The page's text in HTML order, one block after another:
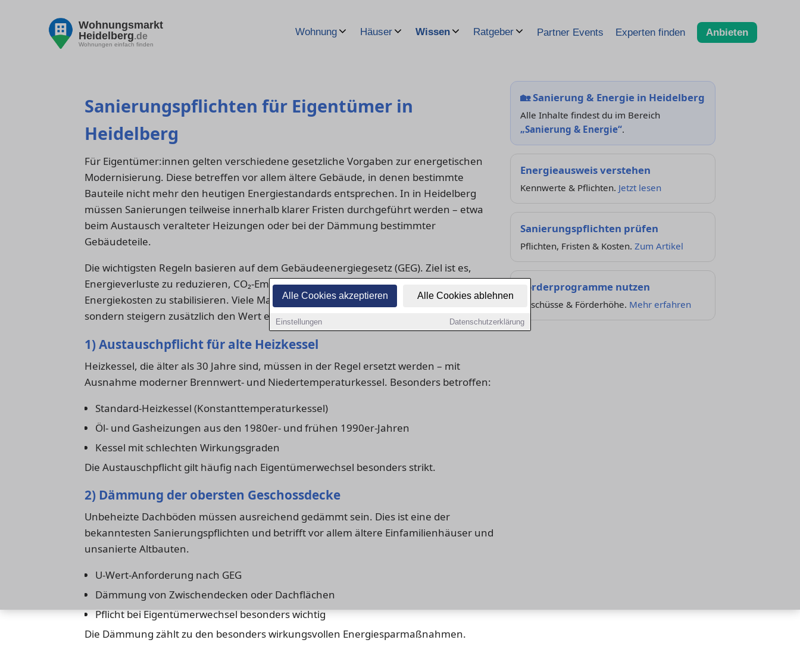
Alle Cookies akzeptieren Alle Cookies ablehnen
Einstellungen Datenschutzerklärung
Wohnungsmarkt
Heidelberg.de
Wohnungen einfach finden
Wohnung Häuser Wissen Ratgeber Partner Events Experten finden Anbieten
Sanierungspflichten für Eigentümer in
Heidelberg
Für Eigentümer:innen gelten verschiedene gesetzliche Vorgaben zur energetischen
Modernisierung. Diese betreffen vor allem ältere Gebäude, in denen bestimmte
Bauteile nicht mehr den heutigen Energiestandards entsprechen. In in Heidelberg
müssen Sanierungen teilweise innerhalb klarer Fristen durchgeführt werden – etwa
beim Austausch veralteter Heizungen oder bei der Dämmung bestimmter
Gebäudeteile.
Die wichtigsten Regeln basieren auf dem Gebäudeenergiegesetz (GEG). Ziel ist es,
Energieverluste zu reduzieren, CO₂-Emissionen zu senken und langfristig die
Energiekosten zu stabilisieren. Viele Maßnahmen sind nicht nur verpflichtend,
sondern steigern zusätzlich den Wert einer Immobilie.
1) Austauschpflicht für alte Heizkessel
Heizkessel, die älter als 30 Jahre sind, müssen in der Regel ersetzt werden – mit
Ausnahme moderner Brennwert- und Niedertemperaturkessel. Besonders betroffen:
Standard-Heizkessel (Konstanttemperaturkessel)
Öl- und Gasheizungen aus den 1980er- und frühen 1990er-Jahren
Kessel mit schlechten Wirkungsgraden
Die Austauschpflicht gilt häufig nach Eigentümerwechsel besonders strikt.
2) Dämmung der obersten Geschossdecke
Unbeheizte Dachböden müssen ausreichend gedämmt sein. Dies ist eine der
bekanntesten Sanierungspflichten und betrifft vor allem ältere Einfamilienhäuser und
unsanierte Altbauten.
U-Wert-Anforderung nach GEG
Dämmung von Zwischendecken oder Dachflächen
Pflicht bei Eigentümerwechsel besonders wichtig
Die Dämmung zählt zu den besonders wirkungsvollen Energiesparmaßnahmen.
🏡Sanierung & Energie in Heidelberg
Alle Inhalte findest du im Bereich
„Sanierung & Energie“.
Energieausweis verstehen
Kennwerte & Pflichten. Jetzt lesen
Sanierungspflichten prüfen
Pflichten, Fristen & Kosten. Zum Artikel
Förderprogramme nutzen
Zuschüsse & Förderhöhe. Mehr erfahren